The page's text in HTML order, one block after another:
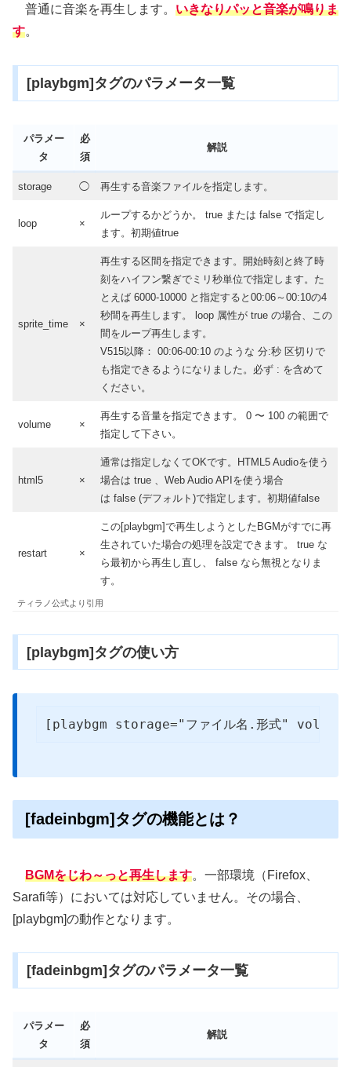
普通に音楽を再生します。 いきなりパッと音楽が鳴りま
す。
[playbgm]タグのパラメータ一覧
パラメー
タ
必
須
解説
storage ◯ 再生する音楽ファイルを指定します。
loop ×
ループするかどうか。 true または false で指定し
ます。初期値true
sprite_time ×
再生する区間を指定できます。開始時刻と終了時
刻をハイフン繋ぎでミリ秒単位で指定します。た
とえば 6000-10000 と指定すると00:06～00:10の4
秒間を再生します。 loop 属性が true の場合、この
間をループ再生します。
V515以降： 00:06-00:10 のような 分:秒 区切りで
も指定できるようになりました。必ず : を含めて
ください。
volume ×
再生する音量を指定できます。 0 〜 100 の範囲で
指定して下さい。
html5 ×
通常は指定しなくてOKです。HTML5 Audioを使う
場合は true 、Web Audio APIを使う場合
は false (デフォルト)で指定します。初期値false
restart ×
この[playbgm]で再生しようとしたBGMがすでに再
生されていた場合の処理を設定できます。 true な
ら最初から再生し直し、 false なら無視となりま
す。
ティラノ公式より引用
[playbgm]タグの使い方
[playbgm storage="ファイル名.形式"
[fadeinbgm]タグの機能とは？
BGMをじわ～っと再生します。一部環境（Firefox、
Sarafi等）においては対応していません。その場合、
[playbgm]の動作となります。
[fadeinbgm]タグのパラメータ一覧
パラメー
タ
必
須
解説